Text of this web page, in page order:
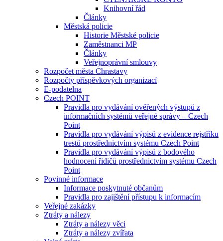
Knihovní řád
Články
Městská policie
Historie Městské policie
Zaměstnanci MP
Články
Veřejnoprávní smlouvy
Rozpočet města Chrastavy
Rozpočty příspěvkových organizací
E-podatelna
Czech POINT
Pravidla pro vydávání ověřených výstupů z
informačních systémů veřejné správy – Czech
Point
Pravidla pro vydávání výpisů z evidence rejstříku
trestů prostřednictvím systému Czech Point
Pravidla pro vydávání výpisů z bodového
hodnocení řidičů prostřednictvím systému Czech
Point
Povinné informace
Informace poskytnuté občanům
Pravidla pro zajištění přístupu k informacím
Veřejné zakázky
Ztráty a nálezy
Ztráty a nálezy věci
Ztráty a nálezy zvířata